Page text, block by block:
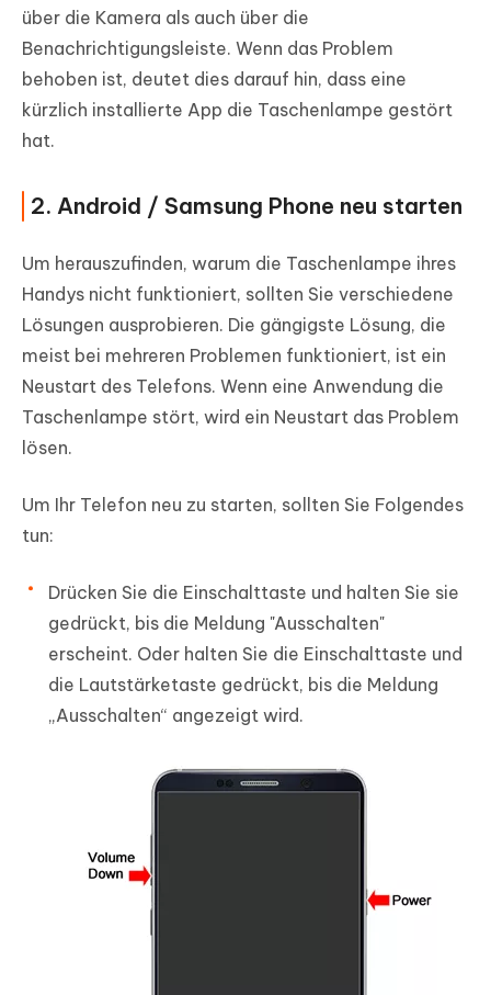
über die Kamera als auch über die
Benachrichtigungsleiste. Wenn das Problem
behoben ist, deutet dies darauf hin, dass eine
kürzlich installierte App die Taschenlampe gestört
hat.
2. Android / Samsung Phone neu starten
Um herauszufinden, warum die Taschenlampe ihres
Handys nicht funktioniert, sollten Sie verschiedene
Lösungen ausprobieren. Die gängigste Lösung, die
meist bei mehreren Problemen funktioniert, ist ein
Neustart des Telefons. Wenn eine Anwendung die
Taschenlampe stört, wird ein Neustart das Problem
lösen.
Um Ihr Telefon neu zu starten, sollten Sie Folgendes
tun:
Drücken Sie die Einschalttaste und halten Sie sie
gedrückt, bis die Meldung "Ausschalten"
erscheint. Oder halten Sie die Einschalttaste und
die Lautstärketaste gedrückt, bis die Meldung
„Ausschalten“ angezeigt wird.